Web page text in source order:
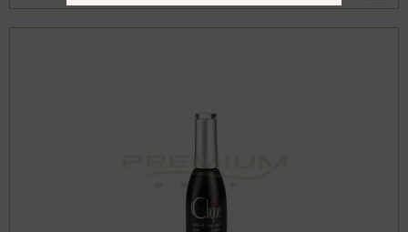
Clique
cantidad